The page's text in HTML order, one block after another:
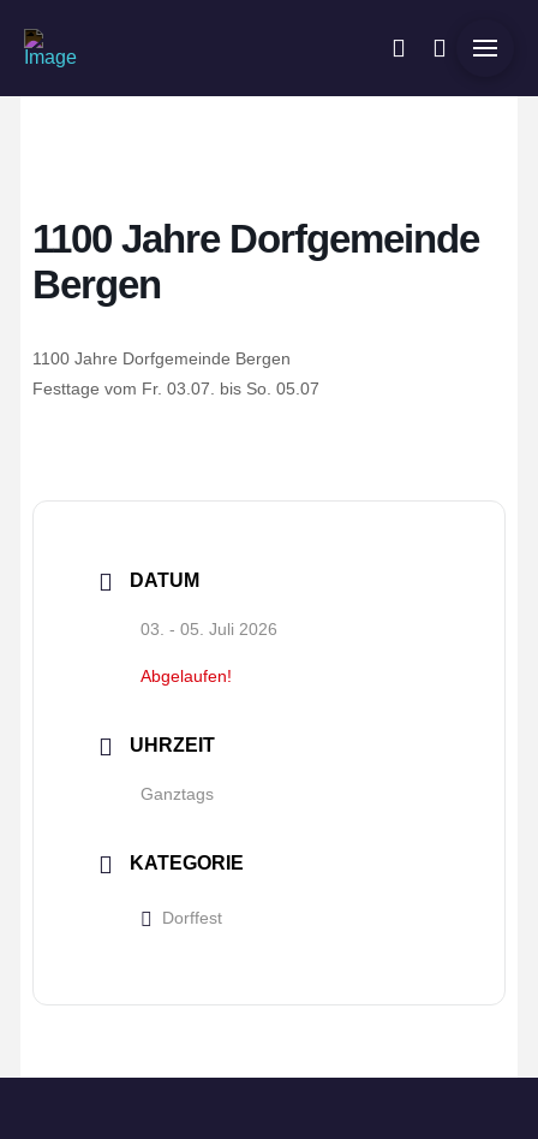
1100 Jahre Dorfgemeinde
Bergen
1100 Jahre Dorfgemeinde Bergen
Festtage vom Fr. 03.07. bis So. 05.07
DATUM
03. - 05. Juli 2026
Abgelaufen!
UHRZEIT
Ganztags
KATEGORIE
Dorffest